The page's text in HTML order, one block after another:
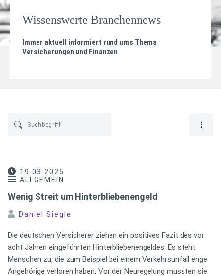
Wissenswerte Branchennews
Immer aktuell informiert rund ums Thema
Versicherungen und Finanzen
19.03.2025
ALLGEMEIN
Wenig Streit um Hinterbliebenengeld
Daniel Siegle
Die deutschen Versicherer ziehen ein positives Fazit des vor
acht Jahren eingeführten Hinterbliebenengeldes. Es steht
Menschen zu, die zum Beispiel bei einem Verkehrsunfall enge
Angehörige verloren haben. Vor der Neuregelung mussten sie